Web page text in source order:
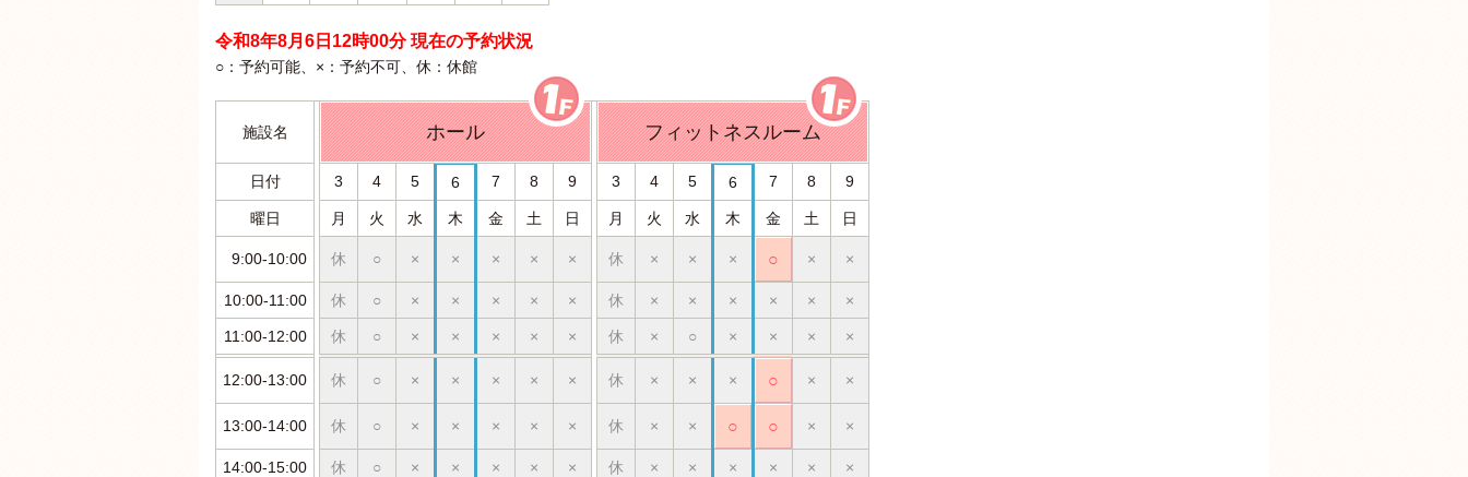
令和8年8月6日12時00分 現在の予約状況
○：予約可能、×：予約不可、休：休館
施設名 ホール フィットネスルーム
日付 3 4 5 6 7 8 9 3 4 5 6 7 8 9
曜日 月 火 水 木 金 土 日 月 火 水 木 金 土 日
9:00-10:00 休 ○ × × × × × 休 × × × ○ × ×
10:00-11:00 休 ○ × × × × × 休 × × × × × ×
11:00-12:00 休 ○ × × × × × 休 × ○ × × × ×
12:00-13:00 休 ○ × × × × × 休 × × × ○ × ×
13:00-14:00 休 ○ × × × × × 休 × × ○ ○ × ×
14:00-15:00 休 ○ × × × × × 休 × × × × × ×